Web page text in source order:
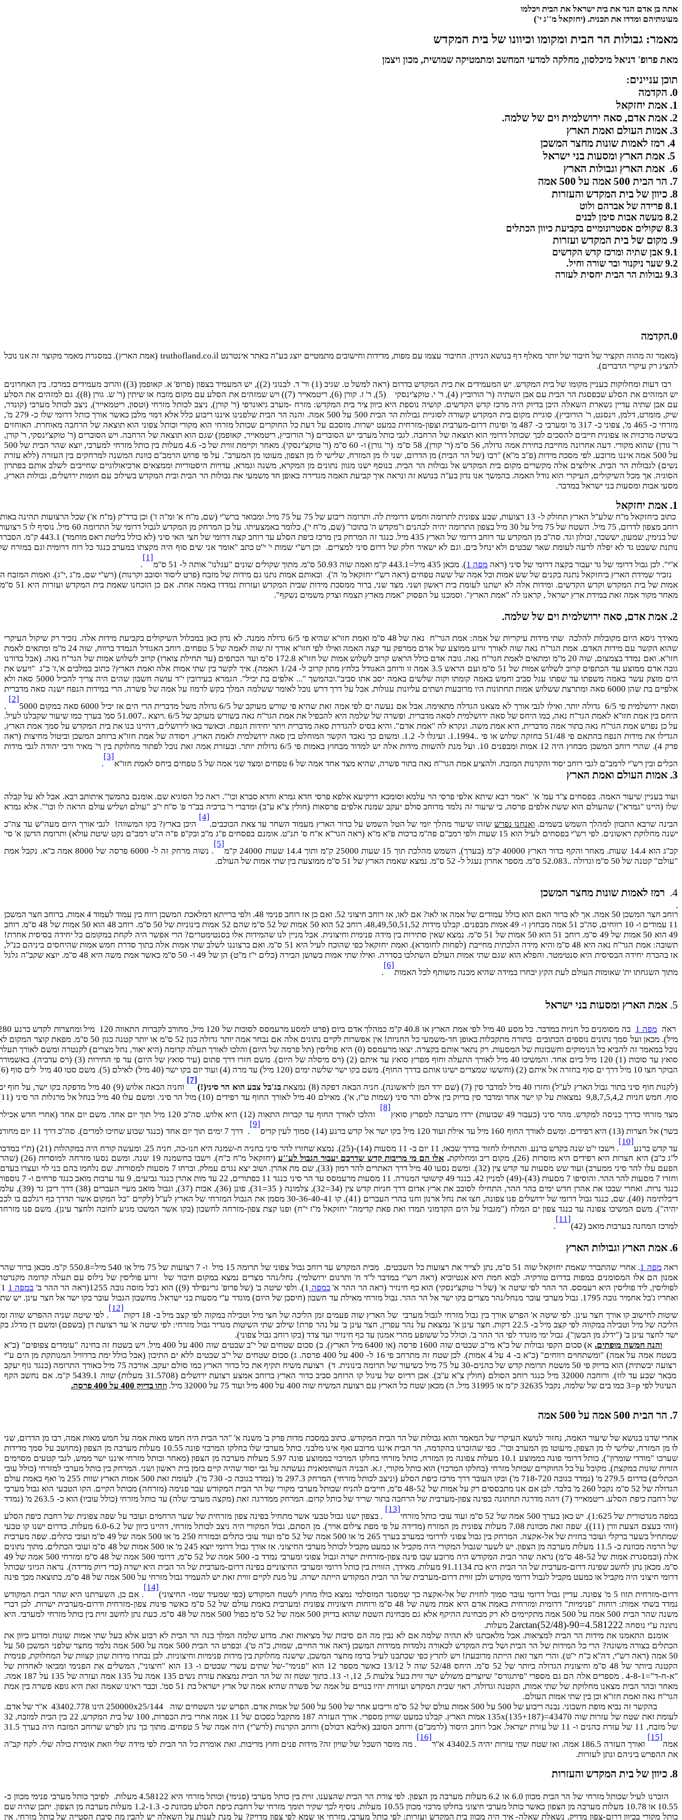
אתה בן אדם הגד את בית ישראל את הבית ויכלמו
מעונותיהם ומדדו את תכנית. (יחזקאל מ''ג י')
מאמר: גבולות הר הבית ומקומו וכיוונו של בית המקדש
מאת פרופ' דניאל מיכלסון, מחלקה למדעי המחשב ומתמטיקה שמושית, מכון ויצמן
תוכן עניינים:
0. הקדמה
1. אמת יחזקאל
2. אמת אדם, סאה ירושלמית וים של שלמה.
3. אמות העולם ואמת הארץ
4. רמז לאמות שונות מחצר המשכן
5. אמת הארץ ומסעות בני ישראל
6. אמת הארץ וגבולות הארץ
7. הר הבית 500 אמה על 500 אמה
8. כיוון של בית המקדש והעזרות
8.1 פרידה של אברהם ולוט
8.2 מעשה אבות סימן לבנים
8.3 שקולים אסטרונומיים בקביעת כיוון הכתלים
9. מקום של בית המקדש ועזרות
9.1 אבן שתיה ומרכז קדש הקדשים
9.2 שער ניקנור ובר שורה וחיל.
9.3 גבולות הר הבית יחסית לעזרה
0.הקדמה
(מאמר זה מהוה תקציר של חיבור של יותר מאלף דף בנושא הנידון. החיבור עצמו עם מפות, מדידות וחישובים מתמטיים יוצג בע''ה באתר אינטרנטtruthofland.co.il (אמת הארץ). במסגרת מאמר מקוצר זה אנו נוכל
להציג רק עיקרי הדברים).
רבו דעות ומחלוקות בעניין מקומו של בית המקדש. יש המעמידים את בית המקדש בדרום (ראה למשל ט. שגיב (1) ור' ד. לבנוני (2)), יש המעמיד בצפון (פרופ' א. קאופמן (3)) והרוב מעמידים במרכז. בין האחרונים
יש המזהים את הסלע שבפסגת הר הבית עם אבן השתיה (ר' הורוביץ (4), ר' י. טוקצ'ינסקי (5), ר' ז. קורן (6), ריטמאייר (7)) ויש שמזהים את הסלע עם מקום מזבח או שיתין (ר' ש. גורן (8)). גם למזהים את הסלע
עם אבן שתיה עדיין נשארת השאלה היכן בדיוק היה מרכז קדש הקדשים. קושיה נוספת היא כיוון ציר בית המקדש: מזרח -מערב גיאוגרפי (ר' קורן), ניצב לכותל מזרחי (וטסון, ריטמאייר), ניצב לכותל מערבי (קונדר,
שיק, מומרט, דלמן, וינסנט, ר' הורוביץ). סוגיית מקום בית המקדש קשורה לסוגיית גבולות הר הבית 500 על 500 אמה. והנה הר הבית שלפנינו איננו ריבוע כלל אלא דמוי מלבן כאשר אורך כותל דרומי שלו כ- 279 מ',
מזרחי כ- 465 מ', צפוני כ- 317 מ' ומערבי כ- 487 מ' ופינות דרום-מערבית וצפון-מזרחית כמעט ישרות. מוסכם על דעת כל החוקרים שכותל מזרחי הוא מקורי וכותל צפוני הוא תוצאה של הרחבה מאוחרת. האוחזים
בשיטה מרכזית או צפונית חייבים להסכים לכך שכותל דרומי הוא תוצאה של הרחבה. לגבי כותל מערבי יש הסוברים (ר' הורוביץ, ריטמאייר, קאופמן) שגם הוא תוצאה של הרחבה. ויש הסוברים (ר' טוקצ'ינסקי, ר' קורן,
ר' גורן) שהוא מקורי. דעה אחרונה מחייבת בחירת אמה גדולה, 56 ס''מ (ר' קורן), 58 ס''מ (ר' גורן) ו- 60 ס''מ (ר' טוקצ'ינסקי). מאחר וקיימת זווית של כ- 4.6 מעלות בין כותל מזרחי למערבי, יוצא שהר הבית של 500
על 500 אמה איננו מרובע. לפי מסכת מידות (פ''ב מ''א) "רבו (של הר הבית) מן הדרום, שני לו מן המזרח, שלישי לו מן הצפון, מעוטו מן המערב". על פי פרוש הרמב''ם כוונת המשנה למרחקים בין העזרה (ללא עזרת
נשים) לגבולות הר הבית. אילוצים אלה מקשרים מקום בית המקדש אל גבולות הר הבית. בנוסף ישנו מגוון נתונים מן המקרא, משנה וגמרא, עדויות היסטוריות וממצאים ארכיאולוגיים שחייבים לשלב אותם בפתרון
הסוגיה. אך מכל השיקולים, העיקרי הוא גודל האמה. בהמשך אנו נדון בע''ה בנושא זה ונראה איך קביעת האמה מגדירה באופן חד משמעי את גבולות הר הבית ובית המקדש בשילוב עם חומות ירושלים, גבולות הארץ,
מסעי אבות ומסעות בני ישראל במדבר.
1. אמת יחזקאל
כתוב ביחזקאל מ''ח שלע''ל הארץ תחולק ל- 13 רצועות, שבע צפונית לתרומה וחמש דרומית לה. ותרומה ריבוע של 75 על 75 מיל. ומבואר ברש''י (שם, מ''ח א' ומ''ה ז') וכן ברד''ק (מ''ח א') שכל הרצועות תהינה
רוחב מצפון לדרום, 75 מיל. השטח של 75 מיל על 30 מיל בצפון התרומה יהיה לכהנים ו"מקדש ה' בתוכו" (שם, מ''ח י'), כלומר באמצעיתו. על כן המרחק מן המקדש לגבול דרומי של
של בנימין, שמעון, יששכר, זבולון וגד. סה''כ מן המקדש עד רוחב דרומי של הארץ 435 מיל. כנגד זה המרחק בין מרכז כיפת הסלע עד רוחב קצה דרומי של חצי האי סיני (לא כולל בליטת ראס מוחמד)
נותנת ששבט גד לא יפלה לרעה לעומת שאר שבטים ולא ינחל בים. וגם לא ישאיר חלק של דרום סיני למצרים. וכן רש''י שמות י' י''ט כתב "אומר אני שים סוף היה מקצתו במערב כנגד כל רוח דרומית וגם במזרח
א''י". לכן גבול דרומי של גד יעבור בקצה דרומי של סיני (ראה מפה 1 ). מכאן 435 מיל=443.1 ק''מ ואמה שוה 50.93 ס''מ. מתוך שקולים שונים "עגלנו" אותה ל- 51 ס''מ
[1]
.
נזכיר שמידת הארץ ביחזקאל נתנה בקנים של שש אמות וכל אמה של ששה טפחים (ראה רש''י יחזקאל מ' ה'). ובאותם אמות נתנו גם מידות של מזבח (פרט ליסוד וסובב וקרנות) (רש''י שם, מ''ג ,י''ג). ואמות המזבח
אמות של בית המקדש וקדש הקדשים. ומידות אלה לא ישתנו לעומת בית ראשון ושני. מצד שני, ברור ממסכת מידות שבית המקדש ועזרות נמדדו באמה אחת. אם
מאחר מקור אמה זאת במידת ארץ ישראל , קראנו לה "אמת הארץ". וסמכנו על הפסוק "אמת מארץ תצמח וצדק משמים נשקף".
2. אמת אדם, סאה ירושלמית וים של שלמה.
מאידך גיסא היום מקובלות להלכה שתי מידות עיקריות של אמה: אמת הגר''ח נאה של 48 ס''מ ואמת חזו''א שהיא פי 6/5 גדולה ממנה. לא נדון כאן במכלול השיקולים בקביעת מידות אלה. נזכיר רק שיקול העיקרי
שהוא הקשר עם מידות האדם. אמת הגר''ח נאה שוה לאורך זרוע ממוצע של אדם ממרפק עד קצה האמה ואילו לפי חזו''א אורך זה שוה לאמה של 5 טפחים. רוחב האגודל הנמדד ברווח, שוה 24 מ''מ ומתאים לאמת
חזו''א. ואם נמדד בצמצום, שוה 20 מ''מ ומתאים לאמת חגר''ח נאה. גובה אדם כולל הראש קרוב לשלוש אמות של חזו''א 172.8 ס''מ ועד הכתפים (עד תחילת צוארו) קרוב לשלוש אמות של הגר''ח נאה. (אבל בדורנו
גובה אדם ממוצע עד הכתפים קרוב לשלוש אמות של 51 ס''מ ועם הראש 3.5 אמה זו ורוחב האגודל בלחץ מתון קרוב ל- 1/24 האמה). איך לקשר בין שתי אמות אלה ואמת הארץ? כתוב במלכים א',ז' כ''ג "ויעש את
הים מוצק עשר באמה משפתו עד שפתו עגל סביב וחמש באמה קומתו וקוה שלשים באמה יסב אתו סביב".ובהמשך "... אלפים בת יכיל". הגמרא בעירובין י''ד עושה חשבון שהים היה צריך להכיל 5000 סאה ולא
אלפיים בת שהן 6000 סאה ומתרצת ששלוש אמות תחתונות היו מרובעות ושתים עליונות עגולות. אבל על דרך דרש נוכל לאומר ששלמה המלך בקש לרמוז על אמה של פשרה. הרי במידות הנפח ישנה סאה מדברית
וסאה ירושלמית פי 6/5 גדולה יותר. ואילו לגבי אורך לא מצאנו הגדלה מתאימה. אבל אם נעשה ים לפי אמה זאת שהיא פי שורש מעוקב של 6/5 גדולה משל מדברית הרי הים אז יכיל 6000 סאה במקום 5000
[2]
.
היחס בין אמת חזו''א לאמת הגר''ח נאה, כמו היחס של סאה ירושלמית לסאה מדברית. ופשרה של שלמה היא להכפיל את אמת הגר''ח נאה בשורש מעוקב של 6/5 .ויוצא ..51.007 סמ' בערך כמו שיעור שקבלנו לעיל.
על כן נפרש אמת הגר''ח נאה בתור אמה מדברית, היא אמת משה. ונקרא לה "אמת אדם". והיא בסיס להגדרת סאה מדברית ויתר יחידות הנפח. וכאשר באו לירושלים, דהיינו בנו את בית המקדש על סמך אמת הארץ,
הגדילו את מידות הנפח בהתאם פי 51/48 בחזקה שלוש או פי ..1.1994. ועיגלו ל- 1.2. ומשום כך נאבד הקשר המוחלט בין סאה ירושלמית לאמת הארץ. ויסודה של אמת חזו''א ברוחב המשכן וביטול מחיצות (ראה
פרק 4). שהרי רוחב המשכן מבחוץ היה 12 אמות ומבפנים 10. ועל מנת להשוות מידות אלה יש למדוד מבחוץ באמות פי 6/5 גדולות יותר. ובעזרת אמה זאת נוכל לפתור מחלוקת בין ר' מאיר ורבי יהודה לגבי מידות
הכלים ובין רש''י לרמב''ם לגבי רוחב יסוד והקרנות המזבח. ולהציע אמת הגר''ח נאה בתור פשרה, שהיא מצד אחד אמה של 6 טפחים ומצד שני אמה של 5 טפחים ביחס לאמת חזו''א
[3]
.
3. אמות העולם ואמת הארץ
ועוד בעניין שיעור האמה. בפסחים צ''ד עמ' א' "אמר רבא שיתא אלפי פרסי הוי עלמא וסומכא דרקיעא אלפא פרסי חדא גמרא וחדא סברא וכו'". ראה כל הסוגיא שם. אומנם בהמשך איתותב רבא. אבל לא על קבלה
שלו (היינו "גמרא") שהעולם הוא ששת אלפים פרסה, כי שיעור זה נלמד מרוחב סולם יעקב שמנת אלפים פרסאות (חולין צ''א ע''ב) ומדברי ר' ברכיה בב''ר פ' ס''ח י''ב "עולם ושליש עולם הראה לו וכו'". אלא גמרא
הבינה שרבא התכוון למהלך השמש בשמים. ואנחנו נפרש שזהו שיעור מהלך יומי של הטל השמש על כדור הארץ מעמוד השחר עד צאת הכוכבים.
[4]
היכן בארץ? בקו המשווה! לגבי אורך היום מעה''ש עד צה''כ
ישנה מחלוקת ראשונים. לפי רש''י בפסחים לעיל הוא 15 שעות ולפי רמב''ם פה''מ ברכות פ''א מ''א (ראה הגר''א א''ח ס' תנ''ט. אומנם בפסחים פ''ג מ''ב ובק''פ פ''ה ה''ט רמב''ם נקט שיטת עולא) ותרומת הדשן א' סי'
קכ''ג הוא 14.4 שעות. מאחר והקף כדור הארץ 40000 ק''מ (בערך), השמש מהלכת תוך 15 שעות 25000 ק''מ ותוך 14.4 שעות 24000 ק''מ
[5]
. נשוה מרחק זה ל- 6000 פרסה של 8000 אמה כ''א. נקבל אמת
"עולם" קטנה של 50 ס''מ וגדולה ..52.083 ס''מ. מספר אחרון נעגל ל- 52 ס''מ. נמצא שאמת הארץ של 51 ס''מ ממוצעת בין שתי אמות של העולם.
4. רמז לאמות שונות מחצר המשכן
רוחב חצר המשכן 50 אמה. אך לא ברור האם הוא כולל עמודים של אמה או לאו? אם לאו, אז רוחב חיצוני 52. ואם כן אז רוחב פנימי 48. ולפי ברייתא דמלאכת המשכן רווח בין עמוד לעמוד 4 אמות. ברוחב חצר המשכן
11 עמודים ו- 10 רווחים, סה''כ 51 אמה מבחוץ ו- 49 אמות מבפנים. קבלנו מידות 48,49,50,51,52. רוחב 52 הוא 50 אמות של 52 ס''מ שהם 52 אמות בינוניות של 50 ס''מ. רוחב 48 הוא 50 אמות של 48 ס''מ. רוחב
49 הוא 50 אמות של 49 ס''מ. רוחב 51 הוא 50 אמות של 51 ס''מ. נמצא שאין סתירות בין מידה פנימית וחיצונית. אבל מניין לנו שהמידות אלו בסנטימטרים? הרי אפשר היה לקחת במקומם כל יחידה בסיסית אחרת!
תשובה: אמת הגר''ח נאה היא 48 ס''מ והיא מידה הלכתית מחייבת (לפחות לחומרא). ואמת יחזקאל כפי שהוכח לעיל היא 51 ס''מ. ואם ברצוננו לשלב שתי אמות אלה בתוך סדרת חמש אמות שהיחסים ביניהם כנ''ל,
אז בהכרח יחידה הבסיסית היא סנטימטר. והפלא הוא שגם שתי אמות העולם השתלבו בסדרה. ואילו שתי אמות בשושן הבירה (כלים י''ז מ''ט) הן של 49 ו- 50 ס''מ כאשר אמת משה היא 48 ס''מ. יוצא שקב''ה גלגל
מתוך השגחתו ית' שאומות העולם לעת הקץ יבחרו במידה שהיא מכנה משותף לכל האמות
[6]
.
5. אמת הארץ ומסעות בני ישראל
ראה מפה 1
בה מסומנים כל חניות במדבר. כל מסע 40 מיל לפי אמת הארץ או 40.8 ק''מ כמהלך אדם ביום (פרט למסע מרעמסס לסוכות של 120 מיל, מחורב
מיל). מכאן ועל סמך נתונים נוספים הכתובים בתורה מתקבלות באופן חד-משמעי כל החניות! אין אפשרות לקיים נתונים אלה אם נבחר אמה יותר גדולה כגון 52 ס''מ או יותר קטנה כגון 50 ס''מ. מפאת קוצר
נוכל במאמר זה להביא כל הנימוקים וחשבונות של המסעות. רק נתאר אותם בקצרה. יצאו מרעמסס (0) היא פוליסין (תל פרמה של היום) והלכו לאורך תעלה קדומה (היא יאור, נחל מצרים) לקנטרה ומשם לאורך
סואץ עד סוכות (1) 120 מיל ביום אחד. והמשיכו 40 מיל לאורך התעלה וחוף מפרץ סואץ עד איתם (2) (רס מיסלה של היום). משם חזרו דרך פתום (עיר סואץ של היום) עד פי החירות (3) (רס עדביה).
הבוקר חצו 10 מיל דרך ים סוף בחזרה
(לקנות חוף סיני בתור גבול הארץ לע''ל) וחזרו 40 מיל למדבר סין (7) (שם ירד המן לראשונה). חניה הבאה דפקה (8) נמצאת
בג'בל צבע הוא הר סיני(!)
[7]
וחניה הבאה אלוש (9) 40 מיל מדפקה בקו ישר, על חוף
סוף. חמש חניות 9,8,7,5,4,2 נמצאות על
מצד מזרחי כדרך כניסה למקדש. מהר סיני (כעבור 49 שבועות) ירדו מערבה למפרץ סואץ
[8]
והלכו לאורך החוף עד קברות התאוה (12) היא אלוש. סה''כ 120 מיל תוך יום אחד. משם יום אחד (אחרי חדש
בשר) אל חצרות (13) היא רפידים. ומשם לאורך החוף 160 מיל עד אילת ועוד 120 מיל בקו ישר אל קדש ברנע (14) סמוך לעין קדיס
[9]
. דרך 7 ימים תוך יום אחד (כנגד שבוע שחיכו למרים). סה''כ דרך 11
עד קדש ברנע
[10]
. וישבו י''ט שנה בקדש ברנע. והתחילו לחזור בדרך שבאו, 11 יום ב- 11 מסעות (14)-(25). נמצא שחזרו להר סיני בחניה ח-שמנה היא חנו-כה, חניה 25. ומעשה קורח היה במקהלות
ל''ג כ''ב) היא חצרות היא רפידים היא מוסרות (26), מקום ריב ומחלוקת
. אלו הם מי מריבות קדש שדרכם יעבור הגבול לע''ע
(יחזקאל מ''ח כ''ח). וישבו בחשמנה 19 שנה. ומשם נסעו מזרחה למוסרות
הפעם עלו להר סיני ממערב) ועוד שש מסעות עד קדש צין (32). ומשם נסעו 40 מיל דרך האתרים להר רמון (33), שם מת אהרן. ושוב יצא נגדם עמלק. וברחו 7 מסעות למסורות. שם נלחמו בהם בני לוי ועצרו
וחזרו 7 מסעות להר ההר. והוסיפו 7 מסעות (43)-(49) למניין 42. כנגד 49 קישוטי המנורה. 11 מסעות מרעמסס עד הר סיני כנגד 11 כפתורים, 22 עד מות אהרן כנגד גביעים, 9 עד
כנגד נרות. ואחרי שבכו את אהרן חדש ימים בהר ההר, התחילו לסובב את ארץ אדום דרך חניות קדש צין (34=32), צלמונה ( 35=31), פונן (36), אבות (37), וגבול מואב מעיי
דיבלתימה (40). שם, כנגד גבול דרומי של ירושלים פנו צפונה, חצו את נחל ארנון וחנו בהרי העברים (41). קו 30-36-40-41 מסמן את הגבול המזרחי של הארץ לע''ל (לקיים "כל המקום אשר תדרך כף רגלכם בו
יהיה"). משם המשיכו צפונה עד כנגד צפון ים המלח ("מגבול על הים הקדמוני תמדו ואת פאת קדימה" יחזקאל מ''ז י''ח) ופנו קצת צפון-מזרחה לחשבון (בקו אשר המשכו מגיע לחובה ולחצר עינן). משם פנו
למרכז המחנה בערבות מואב (42)
[11]
.
6. אמת הארץ וגבולות הארץ
ראהמפה 1
. אחרי שהתברר שאמת יחזקאל שוה 51 ס''מ, נתן לצייר את רצועות כל השבטים. מבית המקדש עד רוחב גבול צפוני של תרומה 15 מיל ו- 7 רצועות של 75 מיל או 540 מיל=550.8 ק''מ. מכאן
אמנון הם אלו המסומנים במפות בדרום טורקיה. לבוא חמת היא אנטיוכיא (ראה רש''י במדבר ל''ד ח' ותרגום ירושלמי). נחל/נהר מצרים נמצא במקום חיבור של זרוע פוליסין של נילוס עם תעלה קדומה
לפוליסין, ליד פוליסין היא רעמסס. הר ההר לפי שיטה א' (של ר' טוקצ'ינסקי) הוא כף חינזיר (ראה הר ההר א'במפה 1). ולפי שיטה ב' (של פרופ' גרינפילד (9)) הוא ג'בל מוסה גובה 1255(ראה הר ההר ב' במפה 1
ואחריו ג'בל אחמיר גובה 1795. גבול מערבי עובר מנחל/נהר מצרים בקו ישר אל הר ההר. גבול מזרחי מאילת עד חשבון (חיסבן של היום) מוגדר ע''י מסעות בני ישראל. מחשבון הגבול עובר בקו ישר אל חצר עינן. יש
שיטות לחישוב קו אורך חצר עינן. לפי שיטה א' הפרש אורך בין גבול מזרחי לגבול מערבי של הארץ שוה פעמים זמן הליכה של חצי מיל וטבילה במקוה לפי קצב מיל ב- 18 דקות
[12]
. לפי שיטה שניה ההפרש שווה
הליכה של מיל וטבילה במקווה לפי קצב מיל ב- 22.5 דקות. חצר עינן א' נמצאת על נהר עפרין, חצר עינן ב' על נהר פרת! שילוב שתי השיטות מגדיר גבול מזרחי: לפי שיטה א' עד רצועת דן (בשפם) ומשם דן מדלג
ישר לחצר עינן ב' ("ידלג מן הבשן"). גבול ימי מוגדר לפי הר ההר ב'. וכולל כל ששופע מהרי אמנון עד כף חינזיר ועד צדד (בקו רוחב גבול צפוני).
והנה חמשה מופתים.
א) סכום הקפי גבולות של כ''א מי''ב שבטים שוה 1600 פרסה (או 6400 מיל הארץ). ב) סכום שטחים של י''ב שבטים שוה 400 על 400 מיל. ויש בשטח זה בחינה "עומדים צפופים" (כ''א
בשטח אמה על אמה) "ומשתחוים רווחים" (כ''א ב- 4 על 4 אמות). לכן שטח זה מתרחב פי 16 ל- 400 על 400 פרסה. ג) סכום שטחים של י''ב שבטים ללא ים התיכון (אבל כולל ימת ברדוויל המנותקת מן הים ע''י
רצועה יבשתית) הוא בדיוק פי 50 משטח תרומת קדש של כהנים-30 על 75 מיל כשיעור של תרומה בינונית. ד) רצועת משיח תקיף את כל כדור הארץ כמו סולם יעקב. אורכה 75 מיל כאורך התרומה (כנגד גוף יעקב
מבאר שבע עד לוז). ורוחבה 32000 מיל כנגד רוחב הסולם (חולין צ''א ע''ב). אכן רדיוס של עיגול קו הרוחב סביב כדור הארץ ברוחב אמצע רצועת ירושלים (31.5708 מעלות) שווה 5439.1 ק''מ. אם נחשב הקף
העיגול לפי p=3 כמו בים של שלמה, נקבל 32635 ק''מ או 31995 מיל. ה) מכאן שטח כל הארץ עם רצועת המשיח שוה 400 על 400 מיל ועוד 75 על 32000 מיל. וזהו בדיוק 400 על 400 פרסה.
7. הר הבית 500 אמה על 500 אמה
אחרי שדנו בנושא של שיעור האמה, נחזור לנושא העיקרי של המאמר והוא גבולות של הר הבית המקודש. כתוב במסכת מדות פרק ב' משנה א' "הר הבית היה חמש מאות אמה על חמש מאות אמה, רבו מן הדרום, שני
לו מן המזרח, שלישי לו מן הצפון, מיעוטו מן המערב וכו'". כפי שהזכרנו בהקדמה, הר הבית איננו מרובע ואף אינו מלבני. כותל מערבי שלו בחלקו המרכזי פונה 10.55 מעלות מערבה מן הצפון (מחושב על סמך מדידות
שערכו "מודדי שומרון"), כותל דרומי פונה בממוצע 10.1 מעלות צפונה מן המזרח, כותל מזרחי בחלקו המרכזי בממוצע פונה 5.97 מעלות מערבה מן הצפון (מאחר וכותל מזרחי איננו ישר ממש, לגבי קטעים מסוימים
הזויות שונות במקצת). מקובל על כל החוקרים שכותל מזרחי (בחלקו המרכזי) הוא כותל מקורי, ז.א. הבניה העותומאנית נעשתה על גבי יסוד שהיה קיים בזמן בית ראשון ושני. המרחק בין כותל מערבי למזרחי (כולל עובי
הכתלים) בדרום 279.5 מ' (נמדד בגובה 718-720 מ') ובקו העובר דרך מרכז כיפת הסלע (וניצב לכותל מזרחי) המרחק 297.3 מ' (נמדד בגובה כ- 730 מ'). לעומת זאת 500 אמות הארץ שוות 255 מ' ואף באמת עולם
הגדולה של 52 ס''מ נקבל 260 מ' בלבד. לכן אם אנו מתבססים רק על אמות של 48-52 ס''מ, חייבים להניח שכותל מערבי מקורי של הר הבית המקודש עבר פנימה (מזרחה) מכותל הקיים. הקו הטבעי הוא גבול מערבי
של רחבת כיפת הסלע. ריטמאייר (7) זיהה מדרגה תחתונה בפינה צפון-מערבית של הרחבה בתור שריד של כותל קדום. המרחק ממדרגה זאת (מקצה מערבי שלה) עד כותל מזרחי (כולל עוביו) הוא כ- 263.5 מ' (נמדד
במפה מנדטורית של 1:625). יש כאן בערך 500 אמה של 52 ס''מ ועוד עובי כותל מזרחי
[13]
. בצפון ישנו גבול טבעי אשר מתחיל בפינה צפון מזרחית של שער הרחמים ועובר על שפה צפונית של רחבת כיפת הסלע
(זוהי בעצם הצעת וורן (11)). שפה זאת מכוונת 7.08 מעלות צפונית מן המזרח (מדידה על פי מפת צילום אויר). מן הסתם, גבול המקורי היה ניצב לכותל מזרחי, דהיינו כיוון של 6.0-6.2 מעלות. בדרום ישנו קו טבעי
שמתחיל בשער ברקלי ועובר בחזית של אל-אקצה. המרחק בין גבול צפוני לדרומי במערב בערך 265 מ' או 500 אמה של 52 ס''מ ועוד עובי כתלים ובמזרח 250 מ' או 500 אמה של 49 ס''מ ועובי כתלים. שפה מערבית
של הרמה מכוונת כ- 11.5 מעלות מערבה מן הצפון. יש לשער שגבול המקורי היה מקביל או כמעט מקביל לכותל מערבי החיצוני. אז אורך גבול דרומי יוצא 245 מ' או 500 אמות של 48 ס''מ ועובי הכתלים. מתוך נתונים
אלה (ובמסגרת אמות של 48-52 ס''מ) נראה שהר הבית המקודש היה מרובע שבו פינה צפון-מזרחית ישרה וגבול צפוני ומערבי נמדד ב- 500 אמה של 52 ס''מ, דרומי 500 אמה של 48 ס''מ ומזרחי 500 אמה של 49
ס''מ. מכאן נתן לחשב שפינה דרום-מערבית של הר הבית היא בת 91.1134 מעלות. מאידך, הזווית בין כותל דרומי ומערבי החיצוניים בפינה דרום-מערבית של הר הבית היא ישרה (כדי דיוק מדידה). נראה הגיוני שכותל
דרומי חיצוני היה מקביל או כמעט מקביל לגבול דרומי מקודש ולכן זווית דרום-מערבית של הר הבית המקודש הייתה ישרה. על מנת לקיים זווית זאת יש להעמיד גבול מזרחי על 500 אמה של 48 ס''מ. כתוצאה מכך פינה
דרום-מזרחית תזוז 5 מ' צפונה. עדיין גבול דרומי עובר סמוך לחזית של אל-אקצה כך שמסגד המוסלמי נמצא כולו מחוץ לשטח המקודש (כפי שמעיד שמו- החיצוני)
[14]
. אם כן, השערתנו היא שהר הבית המקודש
נמדד בשתי אמות: רוחות "פנימיות" דרומית ומזרחית באמת אדם היא אמת משה של 48 ס''מ ורוחות חיצוניות צפונית ומערבית באמת עולם של 52 ס''מ כאשר פינות צפון-מזרחית ודרום-מערבית ישרות. לכן דברי
משנה שהר הבית 500 אמה על 500 אמה מתקיימים לא רק מבחינת ההיקף אלא גם מבחינת השטח שהוא בדיוק 500 אמה של 52 ס''מ כפול 500 אמה של 48 ס''מ. כעת נתן לחשב זוית בין כותל מזרחי למערבי. היא
נתונה ע''י נוסחה 2
2arctan(52/48)-90=4.58122 מעלות.
אומנם התאמנו את מידות הר הבית למציאות. אבל מלאכתנו לא תהיה שלמה אם לא נבין מה הם סיבות של מציאות זאת. מדוע שלמה המלך בנה הר הבית לא רבוע אלא בעל שתי אמות שונות ומדוע כיוון את
הכתלים בצורה משונה? הרי כל המידות של הר הבית ושל בית המקדש לכאורה נלמדות ממידות המשכן (ראה אור החיים, שמות, כ''ה ט'). ובפרט הר הבית 500 אמה על 500 אמה נלמד מחצר שלפני המשכן 50 על
50 אמה (ראה רש''י, דה''א כ''ח י''ט). והרי חצר זאת הייתה מרובעת! ויש לתרץ כפי שכתבנו לעיל ברמז מחצר המשכן, שישנה מחלוקת בין מידות פנימיות וחיצוניות. לכן נבחרו מידות שהן קצוות של המחלוקת, פנימית
הקטנה ביותר של 48 ס''מ וחיצונית הגדולה ביותר של 52 ס''מ. היחס 52/48 שוה ל 13/12 כאשר מספר 12 הוא "פנימי"-של שתים עשרי שבטים ו- 13 הוא "חיצוני", המשלים את הפנימי ומביאו לאחדות של
"א-ח-ד"=4-8-1 . מספרים אלה הם גם מספרי "פיתגורס" שיוצרים משולש ישר זוית בעל צלעות 5, 12, ו- 13. בתוך שטח זה של הר הבית נמצאת עזרת נשים 135 אמה על 135 אמה ועזרה של 135 על 187 אמה.
מאחר ובהר הבית מצאנו מחלוקת של שתי אמות, הקטנה וגדולה, ראוי שבית המקדש ועזרות יהיו בנויים על אמה של פשרה שהיא אמה של ארץ ישראל בת 51 סמ'. וכבר ראינו שאמה זאת היא גופא פשרה בין אמת
הגר''ח נאה ואמת חזו''א וכן בין שתי אמות העולם.
בהקשר זה נביא מופת חשבוני. נבנה ריבוע של 500 על 500 אמות עולם של 52 ס''מ וריבוע אחר של 500 על 500 של אמות אדם. הפרש שני השטחים שוה
250000x25/144הינו 43402.778א''ר של אדם.
לעומת זאת שטח של עזרות שוה 135x(135+187)=43470
אמות הארץ. קבלנו כמעט שוויון מספרי. אורך העזרה 187 מתקבל כסכום של 11 אמה אחרי בית הכפרות, 100 של בית המקדש, 22 בין הבית למזבח, 32
של מזבח, 11 של עזרת כהנים ו- 11 של עזרת ישראל. אבל רוחב היסוד (לרמב''ם) ורוחב הסובב (אליבא דכולם) ורוחב הקרנות (לרש''י) היה אמה של 5 טפחים. מתוך כך נתן לפרש שרוחב המזבח היה בערך 31.5
אמה
[15]
ואורך העזרה 186.5 אמה. ואז שטח שתי עזרות יהיה 43402.5 א''ר
[16]
. מה מוסר השכל של שויון זה? מידות פנים וחוץ מריבות. זאת אומרת כל הר הבית לפי מידה שלי וזאת אומרת כולה שלי. לקח קב''ה
את ההפרש ביניהם ונתן לעזרות.
8. כיוון של בית המקדש והעזרות
הזכרנו לעיל שכותל מזרחי של הר הבית מכוון 6.0 או 6.2 מעלות מערבה מן הצפון. לפי צורת הר הבית שהצענו, זוית בין כותל מערבי (פנימי) וכותל מזרחי היא 4.58122 מעלות. לפיכך כותל מערבי פנימי מכוון כ-
10.55 או 10.78 מעלות מערבה מן הצפון כאשר כותל מערבי חיצוני בחלקו מרכזי מכוון 10.55 מעלות. נוסיף לכך שקיר תומך מזרחי של רחבת כיפת הסלע מכוונת כ- 1.2-1.3 מעלות מערבה מן הצפון. יתכן שהיה שם
כותל מקורי בכיוון דרום-צפון מדויק. נשאלת שאלה- איך היה מכוון בית המקדש ועזרות: לפי כותל מערבי, מזרחי או שמא לפי צפון מדויק? על מנת לענות על השאלה יש להבין מה סיבת הסטייה של כותל מזרחי. אין